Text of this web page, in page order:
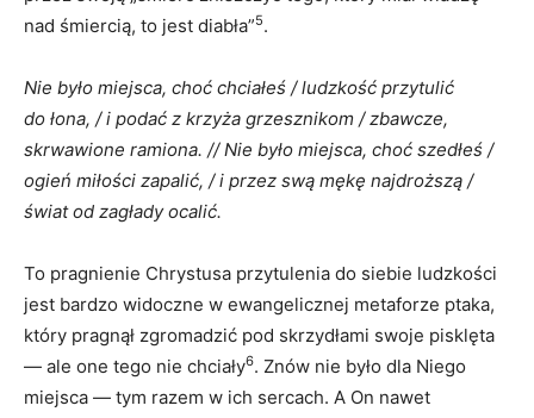
nad śmiercią, to jest diabła”5.
Nie było miejsca, choć chciałeś / ludzkość przytulić
do łona, / i podać z krzyża grzesznikom / zbawcze,
skrwawione ramiona. // Nie było miejsca, choć szedłeś /
ogień miłości zapalić, / i przez swą mękę najdroższą /
świat od zagłady ocalić.
To pragnienie Chrystusa przytulenia do siebie ludzkości
jest bardzo widoczne w ewangelicznej metaforze ptaka,
który pragnął zgromadzić pod skrzydłami swoje pisklęta
— ale one tego nie chciały6. Znów nie było dla Niego
miejsca — tym razem w ich sercach. A On nawet